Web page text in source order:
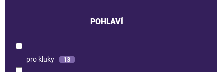
POHLAVÍ
pro kluky 13